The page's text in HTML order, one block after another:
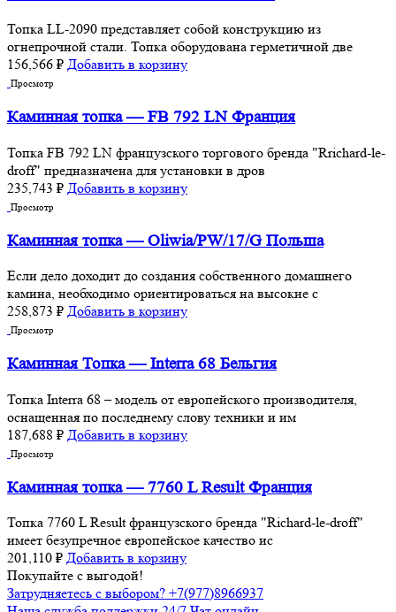
Топка LL-2090 представляет собой конструкцию из
огнепрочной стали. Топка оборудована герметичной две
156,566 ₽ Добавить в корзину
Просмотр
Каминная топка — FB 792 LN Франция
Топка FB 792 LN французского торгового бренда "Rrichard-le-
droff" предназначена для установки в дров
235,743 ₽ Добавить в корзину
Просмотр
Каминная топка — Oliwia/PW/17/G Польша
Если дело доходит до создания собственного домашнего
камина, необходимо ориентироваться на высокие с
258,873 ₽ Добавить в корзину
Просмотр
Каминная Топка — Interra 68 Бельгия
Топка Interra 68 – модель от европейского производителя,
оснащенная по последнему слову техники и им
187,688 ₽ Добавить в корзину
Просмотр
Каминная топка — 7760 L Rеsult Франция
Топка 7760 L Rеsult французского бренда "Richard-le-droff"
имеет безупречное европейское качество ис
201,110 ₽ Добавить в корзину
Покупайте с выгодой!
Затрудняетесь с выбором? +7(977)8966937